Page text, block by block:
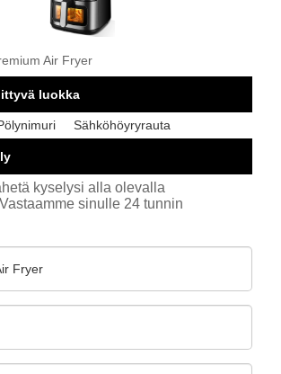
Air Fryer
luokka
Sähköhöyryrauta
kyselysi alla olevalla
sinulle 24 tunnin